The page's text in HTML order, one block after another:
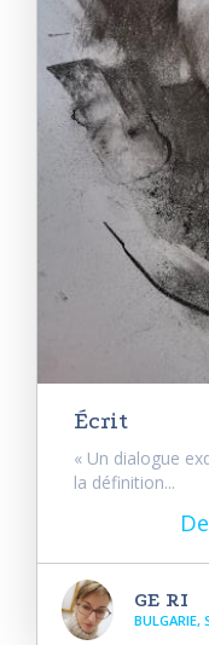
Écrit
« Un dialogue
la définition...
GE RI
BULGARIE,